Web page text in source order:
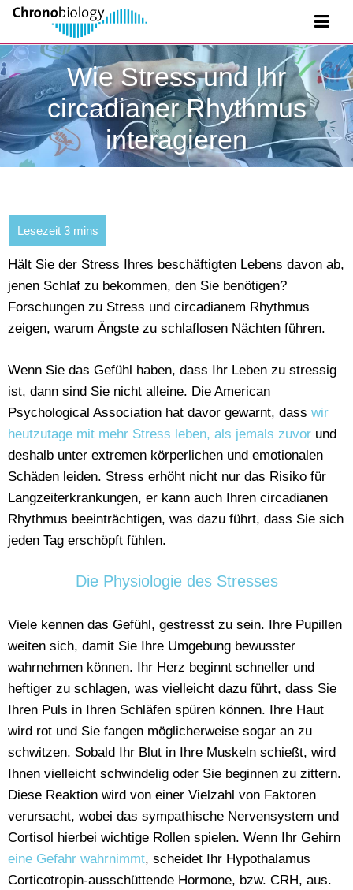
Wie Stress und Ihr
circadianer Rhythmus
interagieren
Hält Sie der Stress Ihres beschäftigten Lebens davon ab,
jenen Schlaf zu bekommen, den Sie benötigen?
Forschungen zu Stress und circadianem Rhythmus
zeigen, warum Ängste zu schlaflosen Nächten führen.
Wenn Sie das Gefühl haben, dass Ihr Leben zu stressig
ist, dann sind Sie nicht alleine. Die American
Psychological Association hat davor gewarnt, dass wir
heutzutage mit mehr Stress leben, als jemals zuvor und
deshalb unter extremen körperlichen und emotionalen
Schäden leiden. Stress erhöht nicht nur das Risiko für
Langzeiterkrankungen, er kann auch Ihren circadianen
Rhythmus beeinträchtigen, was dazu führt, dass Sie sich
jeden Tag erschöpft fühlen.
Die Physiologie des Stresses
Viele kennen das Gefühl, gestresst zu sein. Ihre Pupillen
weiten sich, damit Sie Ihre Umgebung bewusster
wahrnehmen können. Ihr Herz beginnt schneller und
heftiger zu schlagen, was vielleicht dazu führt, dass Sie
Ihren Puls in Ihren Schläfen spüren können. Ihre Haut
wird rot und Sie fangen möglicherweise sogar an zu
schwitzen. Sobald Ihr Blut in Ihre Muskeln schießt, wird
Ihnen vielleicht schwindelig oder Sie beginnen zu zittern.
Diese Reaktion wird von einer Vielzahl von Faktoren
verursacht, wobei das sympathische Nervensystem und
Cortisol hierbei wichtige Rollen spielen. Wenn Ihr Gehirn
eine Gefahr wahrnimmt, scheidet Ihr Hypothalamus
Corticotropin-ausschüttende Hormone, bzw. CRH, aus.